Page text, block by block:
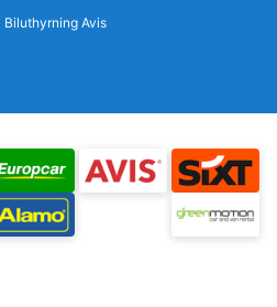
Biluthyrning Avis